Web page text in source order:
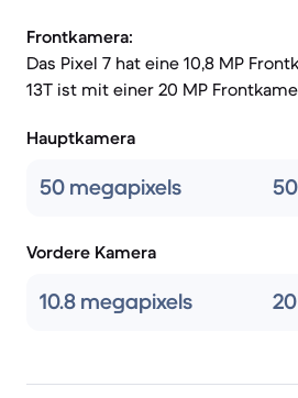
Frontkamera:
Das Pixel 7 hat eine 10,8 MP
13T ist mit einer 20 MP
Hauptkamera
50 megapixels
Vordere Kamera
10.8 megapixels